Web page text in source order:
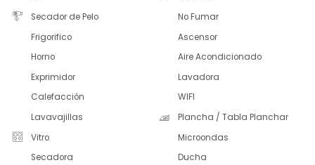
Secador de Pelo
No Fumar
Frigorifico
Ascensor
Horno
Aire Acondicionado
Exprimidor
Lavadora
Calefacción
WIFI
Lavavajillas
Plancha / Tabla Planchar
Vitro
Microondas
Secadora
Ducha